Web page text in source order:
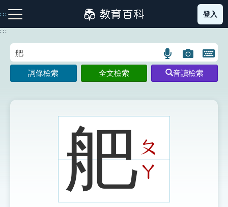
到
主
:::
注音索引圖示 筆畫索引圖示 部首索引表圖示
登入
:::
語
言
搜
示
圖
片
搜
開
鍵
圖
詞條檢索 全文檢索 音讀檢索
舥 ㄆ
ㄚ